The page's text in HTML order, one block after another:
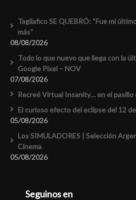
Tagliafico SE QUEBRÓ: “Fue mi
más”
08/08/2026
Todo lo que nuevo que llega con la
Google Pixel – NOV
07/08/2026
Recreé Virtual Insanity… en el pasillo
El curioso efecto del eclipse del 12
05/08/2026
Los SIMULADORES | Selección
Cinema
05/08/2026
Seguinos en